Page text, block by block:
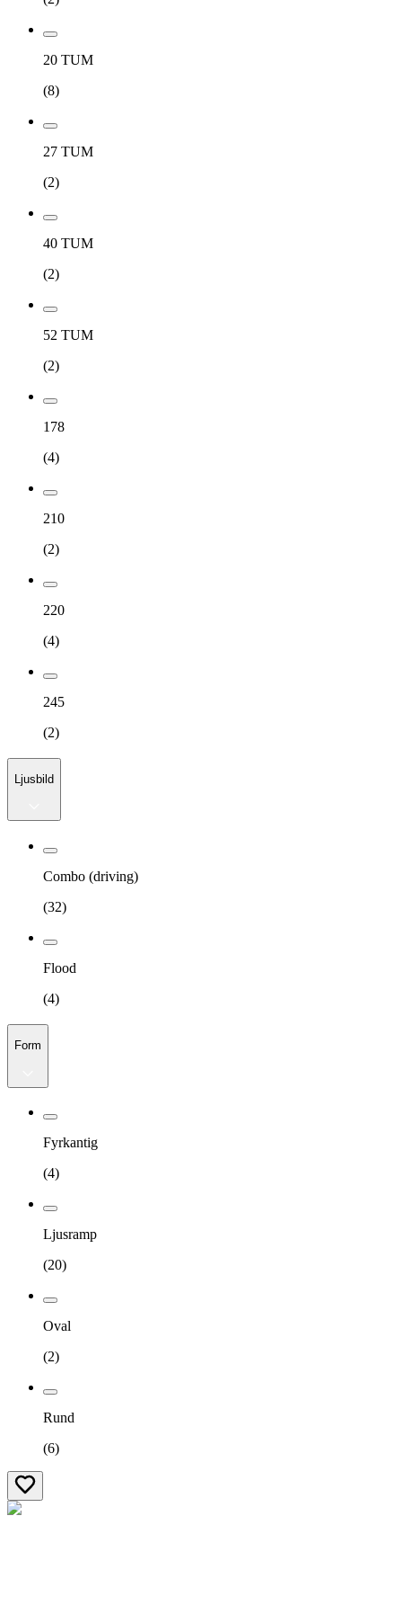
20 TUM
(8)
27 TUM
(2)
40 TUM
(2)
52 TUM
(2)
178
(4)
210
(2)
220
(4)
245
(2)
Ljusbild
Combo (driving)
(32)
Flood
(4)
Form
Fyrkantig
(4)
Ljusramp
(20)
Oval
(2)
Rund
(6)